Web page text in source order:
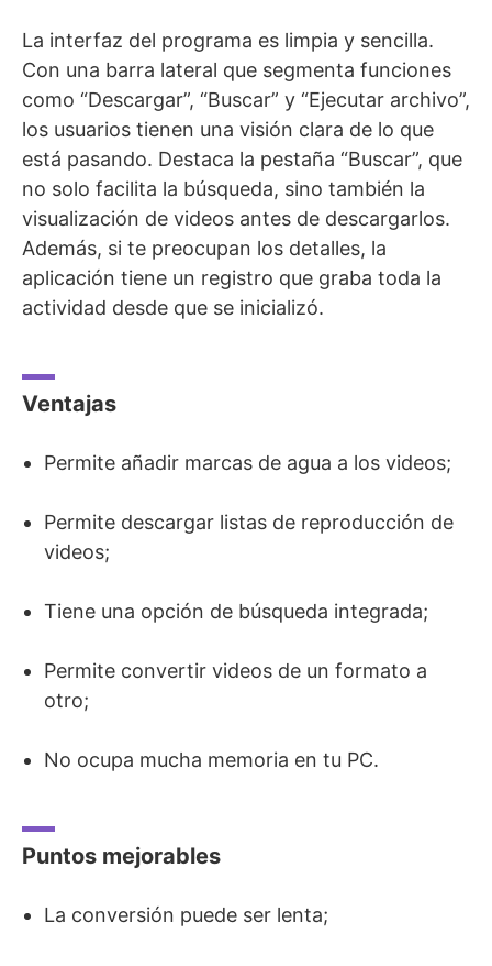
La interfaz del programa es limpia y sencilla.
Con una barra lateral que segmenta funciones
como “Descargar”, “Buscar” y “Ejecutar archivo”,
los usuarios tienen una visión clara de lo que
está pasando. Destaca la pestaña “Buscar”, que
no solo facilita la búsqueda, sino también la
visualización de videos antes de descargarlos.
Además, si te preocupan los detalles, la
aplicación tiene un registro que graba toda la
actividad desde que se inicializó.
Ventajas
Permite añadir marcas de agua a los videos;
Permite descargar listas de reproducción de
videos;
Tiene una opción de búsqueda integrada;
Permite convertir videos de un formato a
otro;
No ocupa mucha memoria en tu PC.
Puntos mejorables
La conversión puede ser lenta;